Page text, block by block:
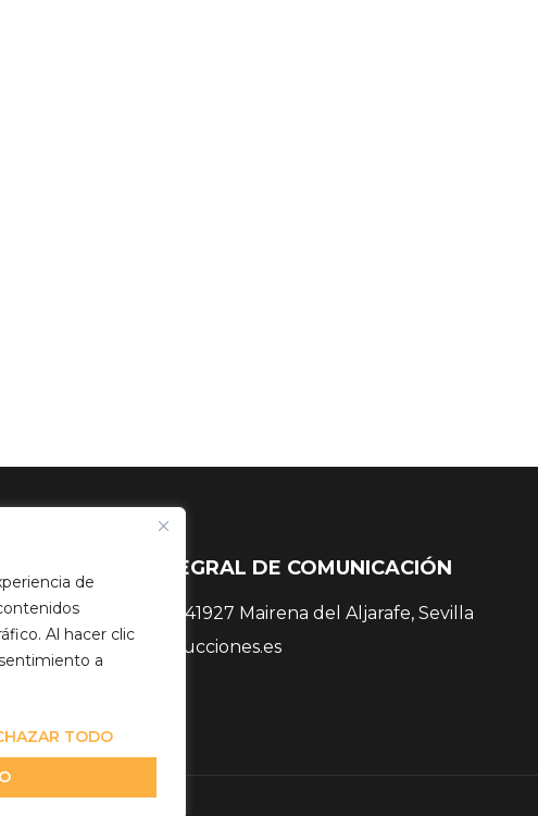
de
Al hacer clic
a
TODO
SOLUCIÓN INTEGRAL DE COMUNICACIÓN
Calle Balance, 38, 41927 Mairena del Aljarafe, Sevilla
info@mediatproducciones.es